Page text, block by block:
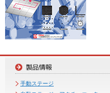
手動ステージ